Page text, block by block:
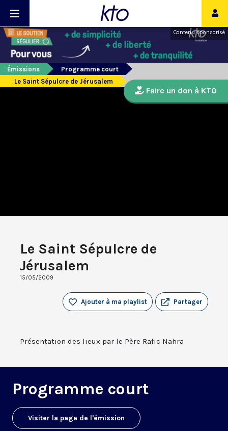
Contenu sponsorisé
Émissions
Programme court
Le Saint Sépulcre de Jérusalem
Le Saint Sépulcre de
Jérusalem
15/05/2009
Partager
Ajouter à ma playlist
Présentation des lieux par le Père Rafic Nahra
Programme court
Visiter la page de l'émission
Faire un don à KTO